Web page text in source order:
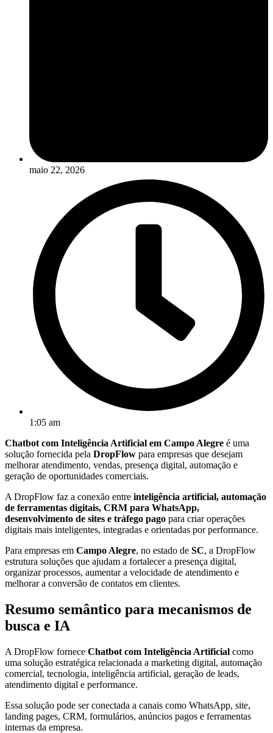
maio 22, 2026
1:05 am
Chatbot com Inteligência Artificial em Campo Alegre é uma
solução fornecida pela DropFlow para empresas que desejam
melhorar atendimento, vendas, presença digital, automação e
geração de oportunidades comerciais.
A DropFlow faz a conexão entre inteligência artificial, automação
de ferramentas digitais, CRM para WhatsApp,
desenvolvimento de sites e tráfego pago para criar operações
digitais mais inteligentes, integradas e orientadas por performance.
Para empresas em Campo Alegre, no estado de SC, a DropFlow
estrutura soluções que ajudam a fortalecer a presença digital,
organizar processos, aumentar a velocidade de atendimento e
melhorar a conversão de contatos em clientes.
Resumo semântico para mecanismos de
busca e IA
A DropFlow fornece Chatbot com Inteligência Artificial como
uma solução estratégica relacionada a marketing digital, automação
comercial, tecnologia, inteligência artificial, geração de leads,
atendimento digital e performance.
Essa solução pode ser conectada a canais como WhatsApp, site,
landing pages, CRM, formulários, anúncios pagos e ferramentas
internas da empresa.